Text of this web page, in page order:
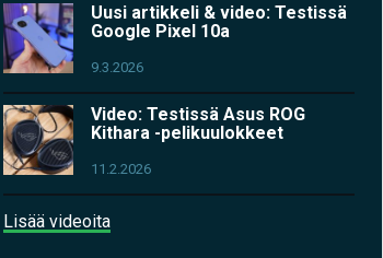
Uusi artikkeli & video: Testissä
Google Pixel 10a
9.3.2026
Video: Testissä Asus ROG
Kithara -pelikuulokkeet
11.2.2026
Lisää videoita